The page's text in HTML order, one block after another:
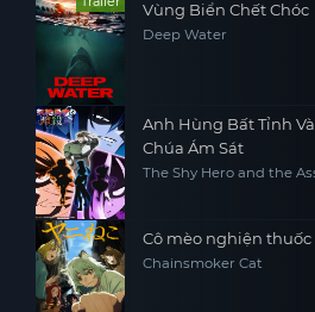
Vietsub - HD
Tay Lướt Sóng
The Surfer
Hội Hoán Đổi Bạn
Vùng Biển Chết Chóc
Deep Water
Anh Hùng Bất Tỉnh
Chúa Ám Sát
The Shy Hero and the
Cô mèo nghiện thuốc
Chainsmoker Cat